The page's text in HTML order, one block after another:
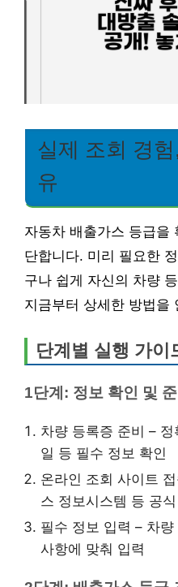
실제 조회 경
유
자동차 배출가스 등급을
단합니다. 미리 필요한
구나 쉽게 자신의 차량
지금부터 상세한 방법을
단계별 실행 가이
1단계: 정보 확인 및 준
차량 등록증 준비 –
일 등 필수 정보 확인
온라인 조회 사이트
스 정보시스템 등 공
필수 정보 입력 – 차
사항에 맞춰 입력